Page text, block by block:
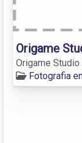
Origame
Origame
Fotografia